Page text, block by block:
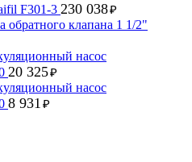
F301-3 230 038₽
обратного клапана 1 1/2"
насос
20 325₽
насос
8 931₽